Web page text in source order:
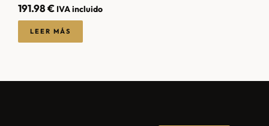
191.98€ IVA incluido
LEER MÁS